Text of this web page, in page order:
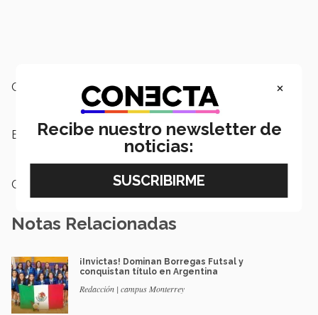
Campus: Monterrey
Etiquetas: Borregas basquetbol, Mundial
FISU, Borregos Monterrey
Categoría:
Notas Relacionadas
¡Invictas! Dominan Borregas Futsal y
conquistan título en Argentina
Redacción | campus Monterrey
×
Recibe nuestro newsletter de
noticias: